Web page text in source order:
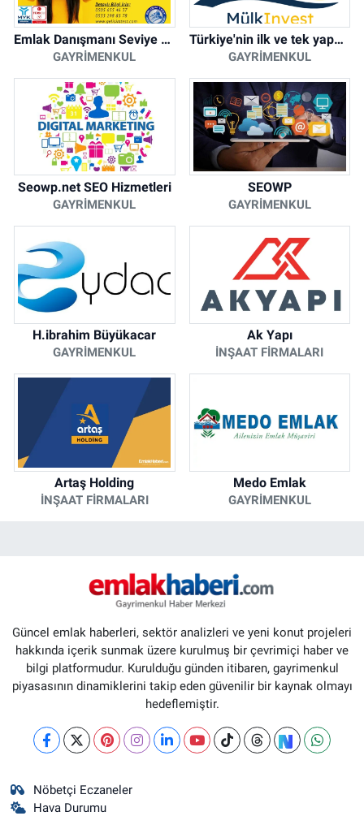
Emlak Danışmanı Seviye 5 Mesleki Yeterlilik Belgesi
GAYRIMENKUL
Türkiye'nin ilk ve tek yapay zeka destekli arsa ilan platformu
GAYRIMENKUL
Seowp.net SEO Hizmetleri
GAYRIMENKUL
SEOWP
GAYRIMENKUL
H.ibrahim Büyükacar
GAYRIMENKUL
Ak Yapı
İNŞAAT FIRMALARI
Artaş Holding
İNŞAAT FIRMALARI
Medo Emlak
GAYRIMENKUL
Güncel emlak haberleri, sektör analizleri ve yeni konut projeleri
hakkında içerik sunmak üzere kurulmuş bir çevrimiçi haber ve
bilgi platformudur. Kurulduğu günden itibaren, gayrimenkul
piyasasının dinamiklerini takip eden güvenilir bir kaynak olmayı
hedeflemiştir.
Nöbetçi Eczaneler
Hava Durumu